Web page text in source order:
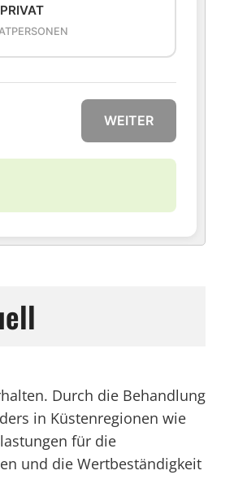
PRIVAT
WEITER
Durch die Behandlung
in Küstenregionen wie
für die
und die Wertbeständigkeit